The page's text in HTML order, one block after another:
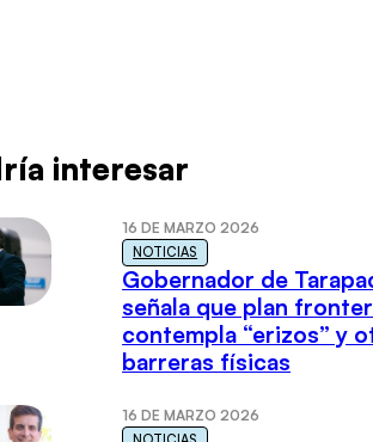
interesar
16 DE MARZO 2026
NOTICIAS
Gobernador de
señala que plan
contempla “erizos” y
barreras físicas
16 DE MARZO 2026